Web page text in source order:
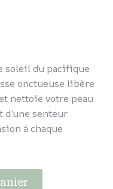
soleil du pacifique
onctueuse libère
nettoie votre peau
senteur
à chaque